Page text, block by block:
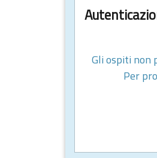
Gli ospiti non
Per